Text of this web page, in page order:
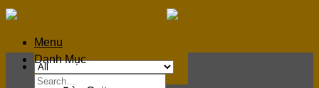
Skip
to
contentMenu
Search
Danh Mục